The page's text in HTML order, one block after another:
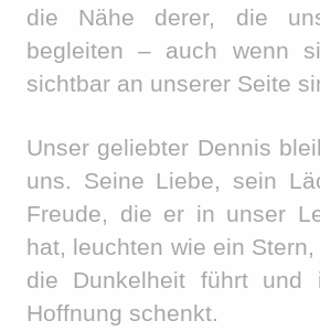
die Nähe derer, die
begleiten – auch wenn
sichtbar an unserer Seite
Unser geliebter Dennis
uns. Seine Liebe, sein
Freude, die er in unser
hat, leuchten wie ein
die Dunkelheit führt und
Hoffnung schenkt.